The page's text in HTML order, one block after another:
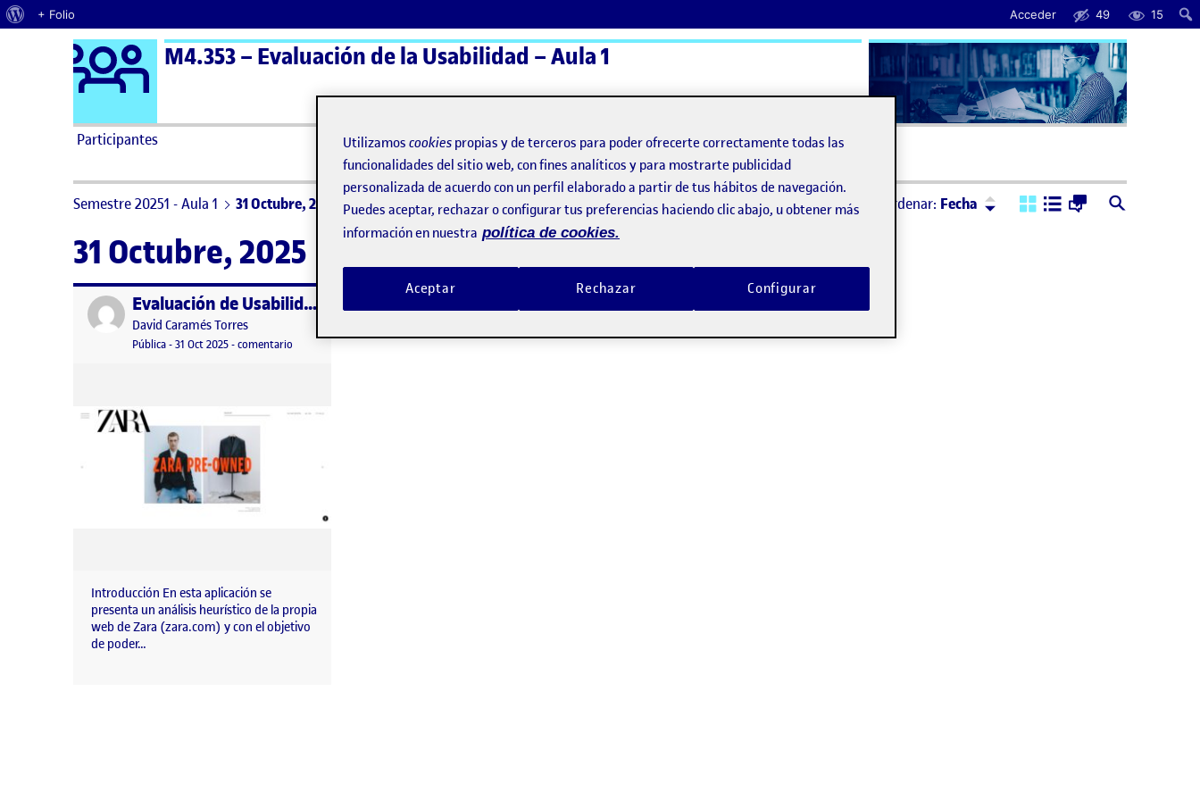
Acerca de WordPress
+ Folio Acceder 49 15
Saltar al contenido Logo Ágora
M4.353 – Evaluación de la Usabilidad – Aula 1
Participantes ActiFolios Ayuda
Semestre 20251 - Aula 1 31 Octubre, 2025 Ordenar: Fecha Ordenar:Descendente
31 Octubre, 2025
Publicado por Evaluación de Usabilidad – R2
Publicado por
David Caramés Torres
Visibilidad:
Pública-Fecha de publicación
31 Oct 202531 octubre, 2025 5:34 pm
-comentario en Evaluación de Usabilidad – R2
Introducción En esta aplicación se
presenta un análisis heurístico de la propia
web de Zara (zara.com) y con el objetivo
de poder…
Utilizamos cookies propias y de terceros para poder ofrecerte correctamente todas las
funcionalidades del sitio web, con fines analíticos y para mostrarte publicidad
personalizada de acuerdo con un perfil elaborado a partir de tus hábitos de navegación.
Puedes aceptar, rechazar o configurar tus preferencias haciendo clic abajo, u obtener más
información en nuestra política de cookies.
Rechazar
Aceptar Configurar